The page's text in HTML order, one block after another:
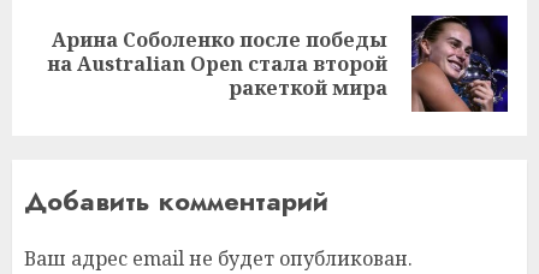
Следующая
Арина Соболенко после победы
на Australian Open стала второй
ракеткой мира
Добавить комментарий
Ваш адрес email не будет опубликован.